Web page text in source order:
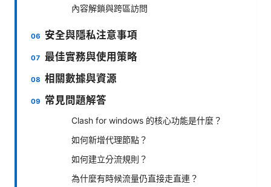
內容解鎖與跨區訪問
安全與隱私注意事項
最佳實務與使用策略
相關數據與資源
常見問題解答
Clash for windows 的核心功能是什麼？
如何新增代理節點？
如何建立分流規則？
為什麼有時候流量仍直接走直連？